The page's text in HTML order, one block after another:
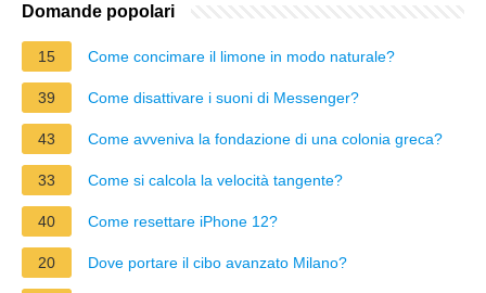
Domande popolari
15 Come concimare il limone in modo naturale?
39 Come disattivare i suoni di Messenger?
43 Come avveniva la fondazione di una colonia greca?
33 Come si calcola la velocità tangente?
40 Come resettare iPhone 12?
20 Dove portare il cibo avanzato Milano?